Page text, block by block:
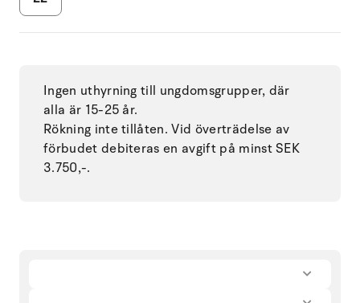
Ingen uthyrning till ungdomsgrupper, där
alla är 15-25 år.
Rökning inte tillåten. Vid överträdelse av
förbudet debiteras en avgift på minst SEK
3.750,-.